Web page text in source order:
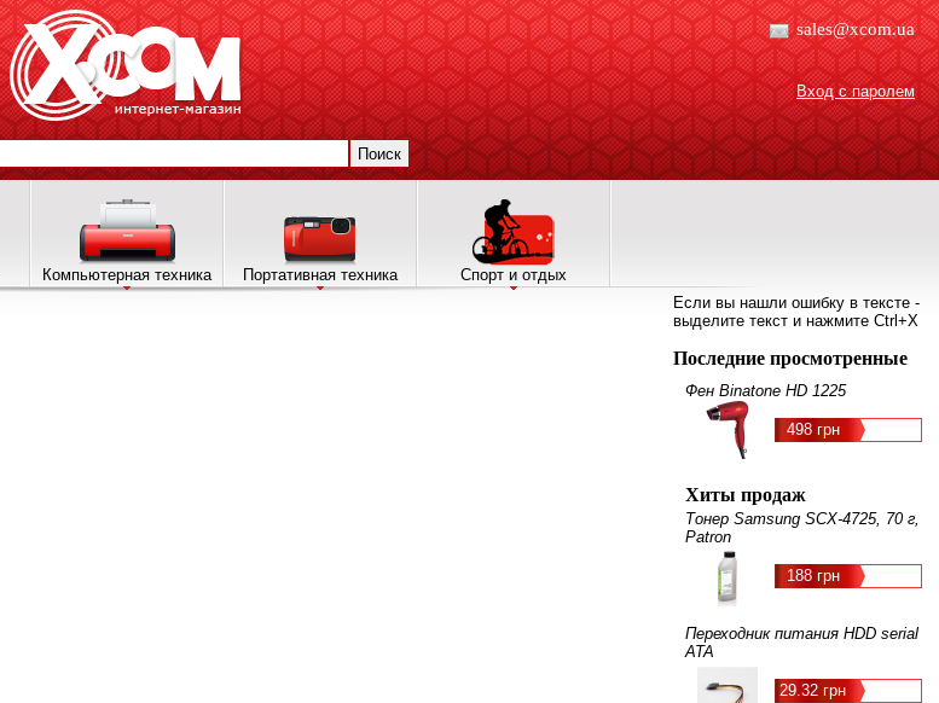
sales@xcom.ua
Вход с паролем
Поиск
Компьютерная техника Портативная техника Спорт и отдых
Если вы нашли ошибку в тексте -
выделите текст и нажмите Ctrl+X
Последние просмотренные
Фен Binatone HD 1225
498 грн
Хиты продаж
Тонер Samsung SCX-4725, 70 г,
Patron
188 грн
Переходник питания HDD serial
ATA
29.32 грн